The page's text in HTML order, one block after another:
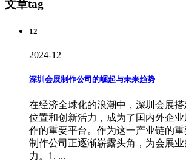
文章tag
12
2024-12
深圳会展制作公司的崛起与未来趋势
在经济全球化的浪潮中，深圳会展
位置和创新活力，成为了国内外企
作的重要平台。作为这一产业链的
制作公司正逐渐崭露头角，为会展
力。1. ...